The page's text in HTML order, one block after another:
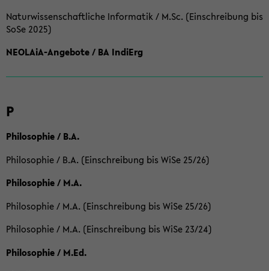
Naturwissenschaftliche Informatik / M.Sc. (Einschreibung bis
SoSe 2025)
NEOLAiA-Angebote / BA IndiErg
P
Philosophie / B.A.
Philosophie / B.A. (Einschreibung bis WiSe 25/26)
Philosophie / M.A.
Philosophie / M.A. (Einschreibung bis WiSe 25/26)
Philosophie / M.A. (Einschreibung bis WiSe 23/24)
Philosophie / M.Ed.